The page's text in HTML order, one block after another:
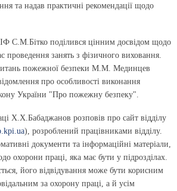
та надав практичні рекомендації щодо
С.М.Бітко поділився цінним досвідом щодо
проведення занять з фізичного виховання.
пожежної безпеки М.М. Мединцев
про особливості виконання
України "Про пожежну безпеку".
Х.Х.Бабаджанов розповів про сайт відділу
), розроблений працівниками відділу.
документи та інформаційні матеріали,
охорони праці, яка має бути у підрозділах.
його відвідування може бути корисним
за охорону праці, а й усім